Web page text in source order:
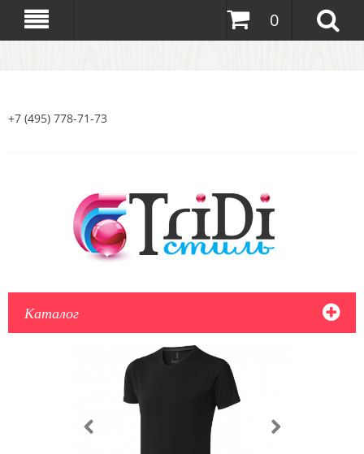
0
+7 (495) 778-71-73
Каталог